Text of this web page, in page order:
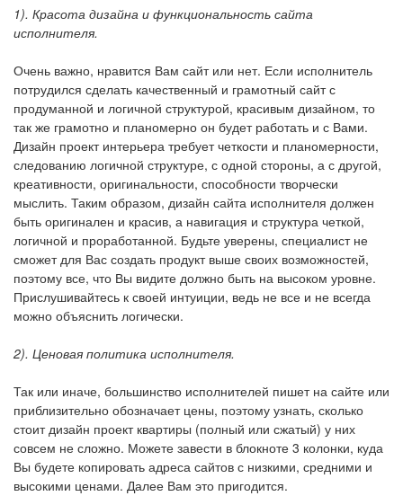
1). Красота дизайна и функциональность сайта
исполнителя.
Очень важно, нравится Вам сайт или нет. Если исполнитель
потрудился сделать качественный и грамотный сайт с
продуманной и логичной структурой, красивым дизайном, то
так же грамотно и планомерно он будет работать и с Вами.
Дизайн проект интерьера требует четкости и планомерности,
следованию логичной структуре, с одной стороны, а с другой,
креативности, оригинальности, способности творчески
мыслить. Таким образом, дизайн сайта исполнителя должен
быть оригинален и красив, а навигация и структура четкой,
логичной и проработанной. Будьте уверены, специалист не
сможет для Вас создать продукт выше своих возможностей,
поэтому все, что Вы видите должно быть на высоком уровне.
Прислушивайтесь к своей интуиции, ведь не все и не всегда
можно объяснить логически.
2). Ценовая политика исполнителя.
Так или иначе, большинство исполнителей пишет на сайте или
приблизительно обозначает цены, поэтому узнать, сколько
стоит дизайн проект квартиры (полный или сжатый) у них
совсем не сложно. Можете завести в блокноте 3 колонки, куда
Вы будете копировать адреса сайтов с низкими, средними и
высокими ценами. Далее Вам это пригодится.